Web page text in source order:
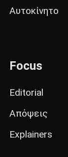
Αυτοκίνητο
Focus
Editorial
Απόψεις
Explainers